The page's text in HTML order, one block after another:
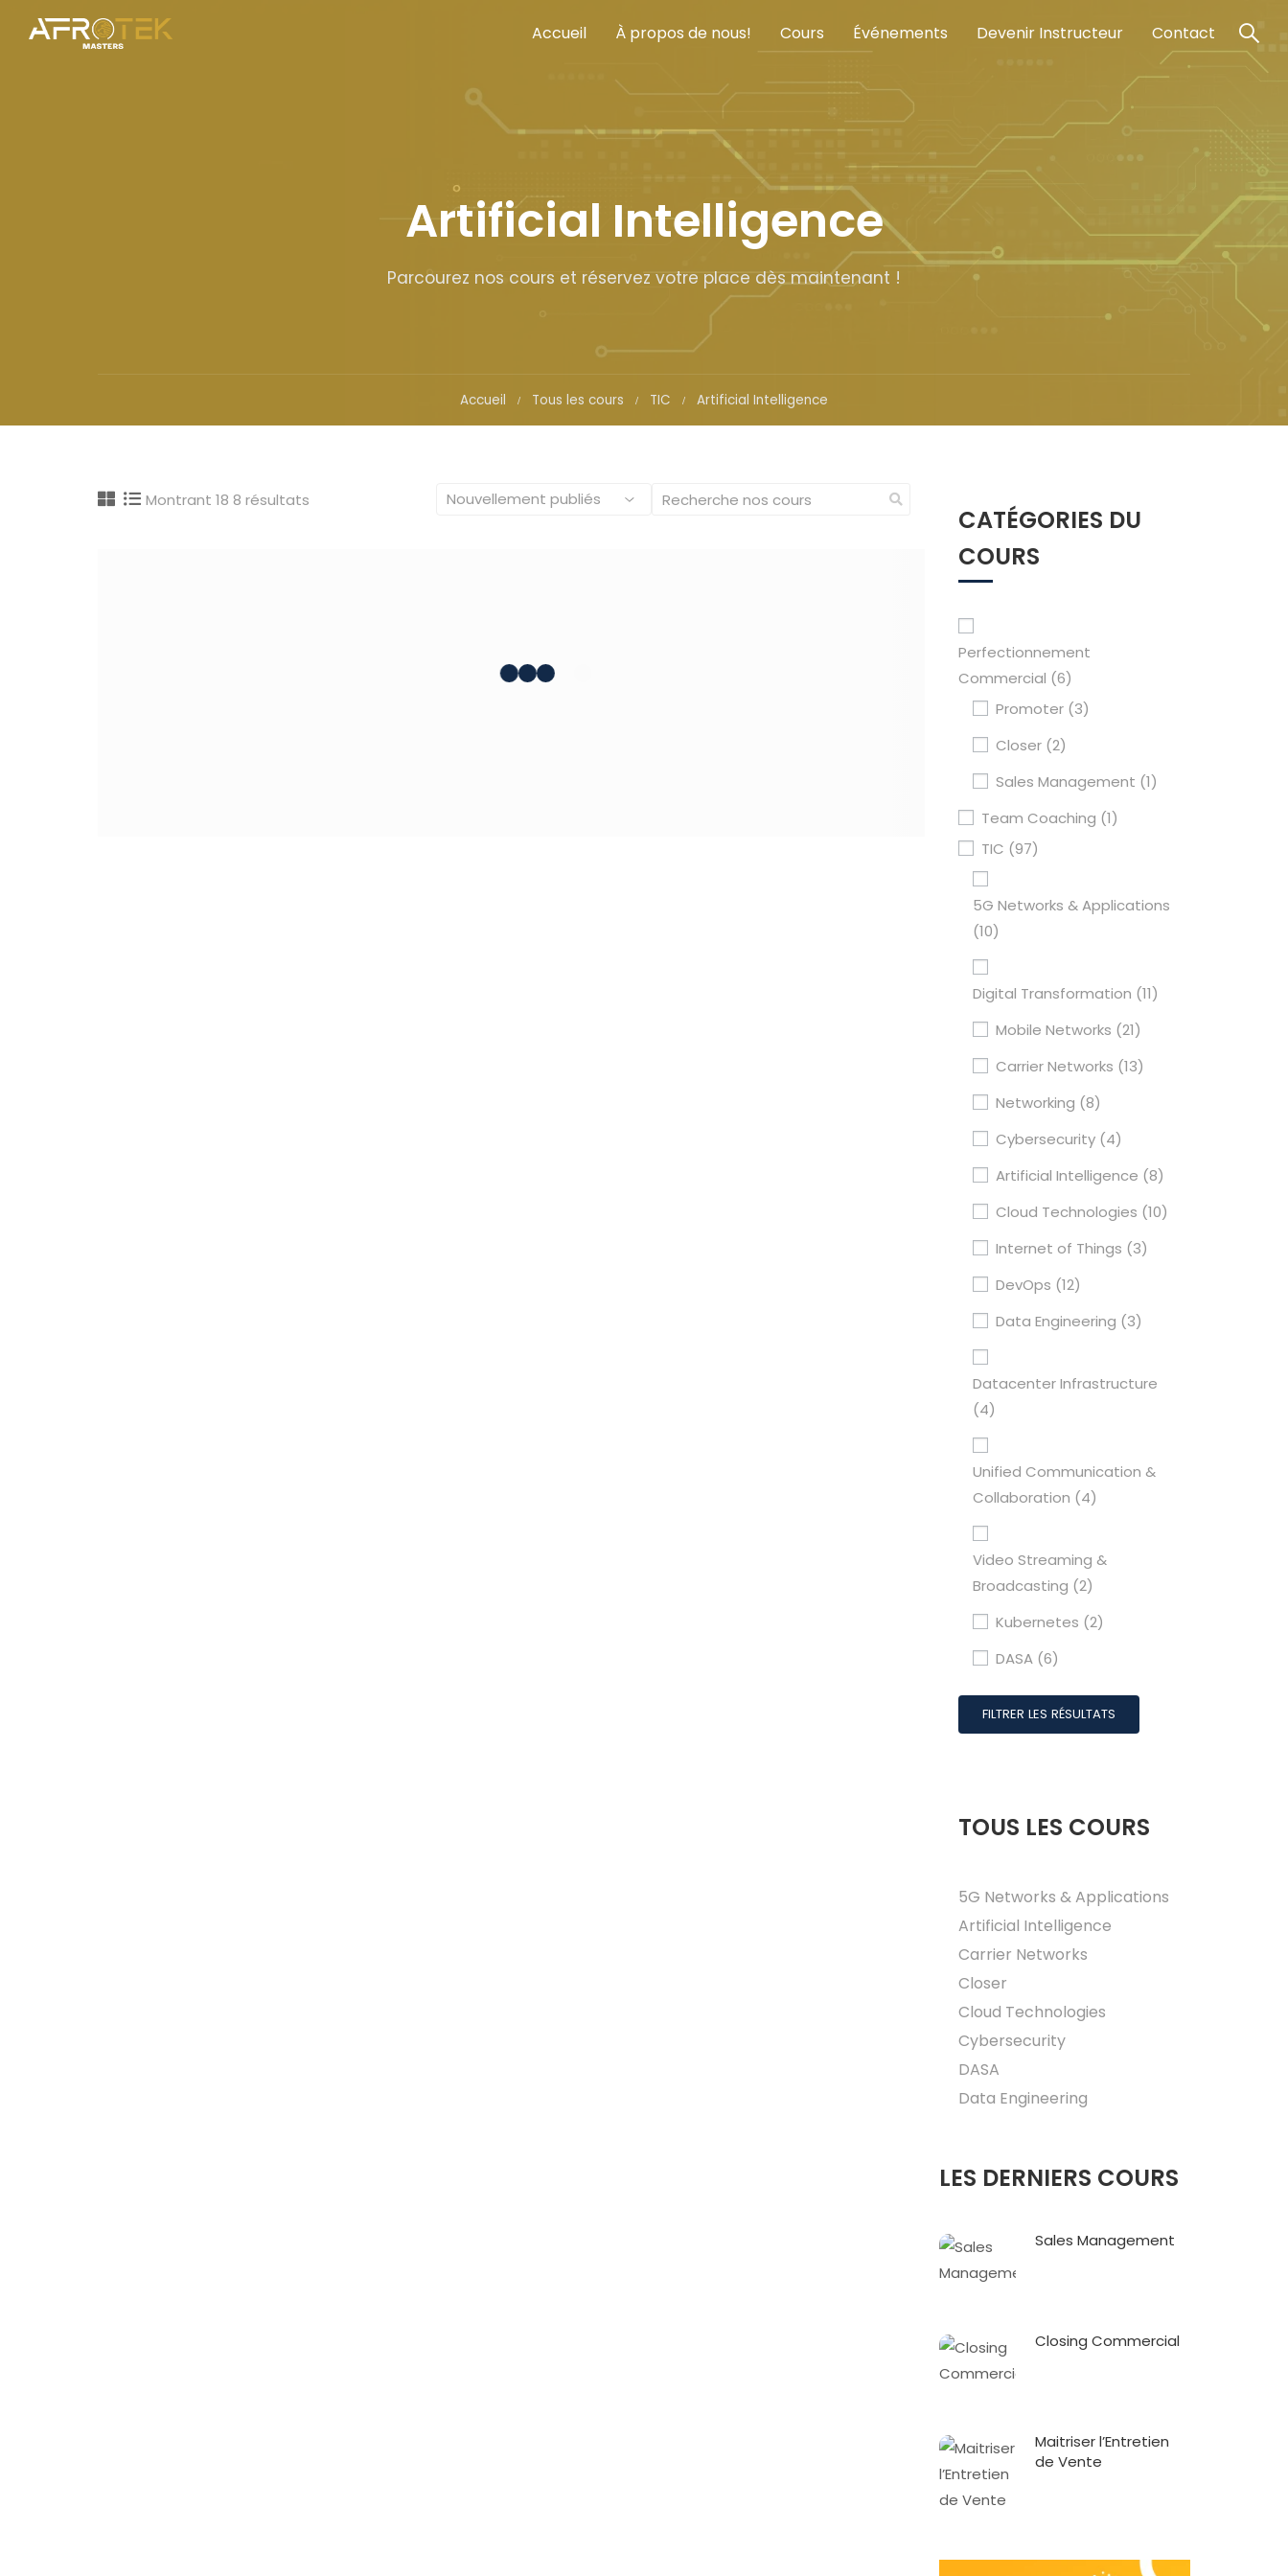
Accueil À propos de nous! Cours Événements Devenir Instructeur Contact
Artificial Intelligence
Parcourez nos cours et réservez votre place dès maintenant !
Accueil Tous les cours TIC Artificial Intelligence
Montrant 18 8 résultats
CATÉGORIES DU
COURS
Perfectionnement
Commercial (6)
Promoter (3)
Closer (2)
Sales Management (1)
Team Coaching (1)
TIC (97)
5G Networks & Applications
(10)
Digital Transformation (11)
Mobile Networks (21)
Carrier Networks (13)
Networking (8)
Cybersecurity (4)
Artificial Intelligence (8)
Cloud Technologies (10)
Internet of Things (3)
DevOps (12)
Data Engineering (3)
Datacenter Infrastructure
(4)
Unified Communication &
Collaboration (4)
Video Streaming &
Broadcasting (2)
Kubernetes (2)
DASA (6)
FILTRER LES RÉSULTATS
TOUS LES COURS
5G Networks & Applications
Artificial Intelligence
Carrier Networks
Closer
Cloud Technologies
Cybersecurity
DASA
Data Engineering
LES DERNIERS COURS
Sales Management
Closing Commercial
Maitriser l’Entretien
de Vente